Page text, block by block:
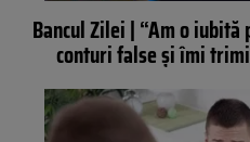
Bancul Zilei | “Am o
conturi false și îmi